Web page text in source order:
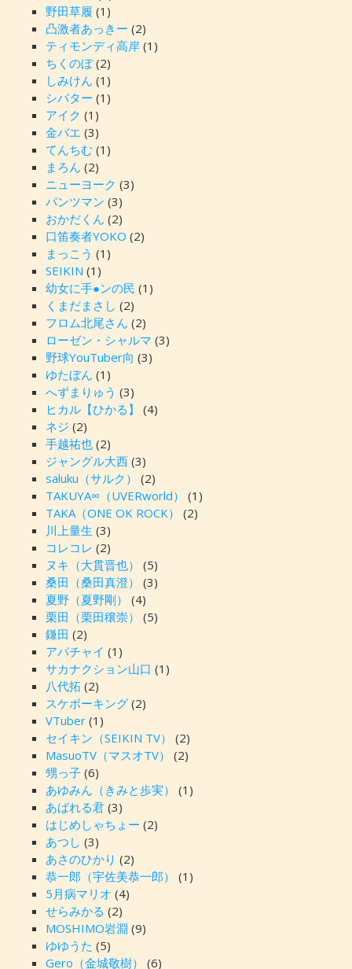
野田草履 (1)
凸激者あっきー (2)
ティモンディ高岸(1)
ちくのぼ(2)
しみけん (1)
シバター (1)
アイク (1)
金バエ (3)
てんちむ (1)
まろん (2)
ニューヨーク (3)
パンツマン (3)
おかだくん (2)
口笛奏者YOKO (2)
まっこう (1)
SEIKIN (1)
幼女に手●ンの民 (1)
くまだまさし (2)
フロム北尾さん (2)
ローゼン・シャルマ (3)
野球YouTuber向 (3)
ゆたぼん (1)
へずまりゅう (3)
ヒカル【ひかる】
(4)
ネジ (2)
手越祐也(2)
ジャングル大西(3)
saluku（サルク）
(2)
TAKUYA∞（UVERworld）
(1)
TAKA（ONE OK ROCK）
(2)
川上量生 (3)
コレコレ (2)
ヌキ（大貫晋也）
(5)
桑田（桑田真澄）
(3)
夏野（夏野剛）
(4)
栗田（栗田穣崇）
(5)
鎌田 (2)
アパチャイ (1)
サカナクション山口 (1)
八代拓 (2)
スケボーキング(2)
VTuber(1)
セイキン（SEIKIN TV）
(2)
MasuoTV（マスオTV）
(2)
甥っ子(6)
あゆみん（きみと歩実）
(1)
あばれる君(3)
はじめしゃちょー (2)
あつし (3)
あさのひかり (2)
恭一郎（宇佐美恭一郎）
(1)
5月病マリオ (4)
せらみかる (2)
MOSHIMO岩淵 (9)
ゆゆうた (5)
Gero（金城敬樹）
(6)